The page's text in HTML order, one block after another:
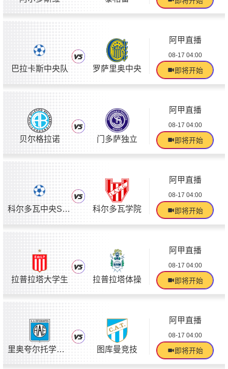
巴拉卡斯中央队 罗萨里奥中央
阿甲直播
08-17 04:00
即将开始
贝尔格拉诺 门多萨独立
阿甲直播
08-17 04:00
即将开始
科尔多瓦中央SDE 科尔多瓦学院
阿甲直播
08-17 04:00
即将开始
拉普拉塔大学生 拉普拉塔体操
阿甲直播
08-17 04:00
即将开始
里奥夸尔托学生队 图库曼竞技
阿甲直播
08-17 04:00
即将开始